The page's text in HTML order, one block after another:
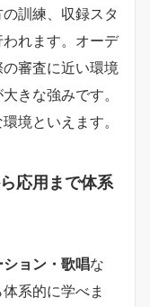
訓練、収録スタ
れます。オーデ
審査に近い環境
きな強みです。
境といえます。
応用まで体系
ョン・歌唱な
系的に学べま